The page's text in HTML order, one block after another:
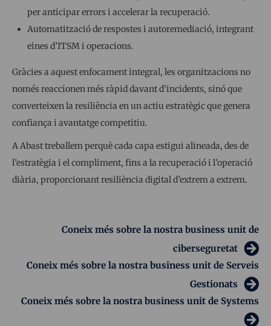
per anticipar errors i accelerar la recuperació.
Automatització de respostes i autoremediació, integrant
eines d’ITSM i operacions.
Gràcies a aquest enfocament integral, les organitzacions no
només reaccionen més ràpid davant d’incidents, sinó que
converteixen la resiliència en un actiu estratègic que genera
confiança i avantatge competitiu.
A Abast treballem perquè cada capa estigui alineada, des de
l’estratègia i el compliment, fins a la recuperació i l’operació
diària, proporcionant resiliència digital d’extrem a extrem.
Coneix més sobre la nostra business unit de
ciberseguretat
Coneix més sobre la nostra business unit de Serveis
Gestionats
Coneix més sobre la nostra business unit de Systems